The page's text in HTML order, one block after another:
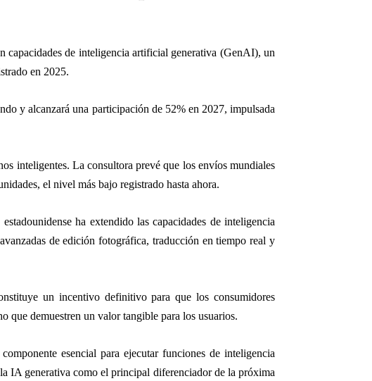
capacidades de inteligencia artificial generativa (GenAI), un
en 2025.
y alcanzará una participación de 52% en 2027, impulsada
inteligentes. La consultora prevé que los envíos mundiales
el nivel más bajo registrado hasta ahora.
ha extendido las capacidades de inteligencia
de edición fotográfica, traducción en tiempo real y
un incentivo definitivo para que los consumidores
que demuestren un valor tangible para los usuarios.
esencial para ejecutar funciones de inteligencia
IA generativa como el principal diferenciador de la próxima